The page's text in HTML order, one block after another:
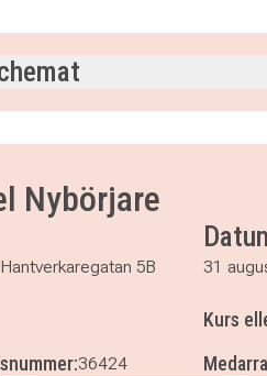
Nybörjare
5B
31
Kurs
36424